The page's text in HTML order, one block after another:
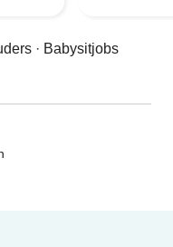
· Babysitjobs